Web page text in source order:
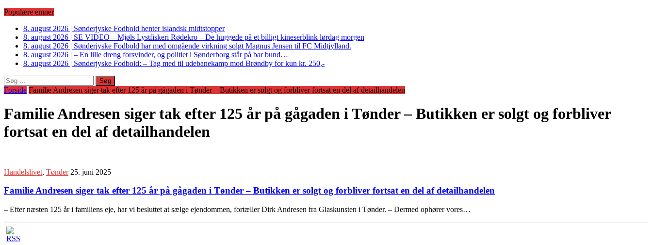
Populære emner
8. august 2026 | Sønderjyske Fodbold henter islandsk midtstopper
8. august 2026 | SE VIDEO – Mjøls Lystfiskeri Rødekro – De huggede på et billigt kineserblink lørdag morgen
8. august 2026 | Sønderjyske Fodbold har med omgående virkning solgt Magnus Jensen til FC Midtjylland.
8. august 2026 | – En lille dreng forsvinder, og politiet i Sønderborg står på bar bund…
8. august 2026 | Sønderjyske Fodbold: – Tag med til udebanekamp mod Brøndby for kun kr. 250,-
Søg
efter:
Forside Familie Andresen siger tak efter 125 år på gågaden i Tønder – Butikken er solgt og forbliver fortsat en del af detailhandelen
Familie Andresen siger tak efter 125 år på gågaden i Tønder – Butikken er solgt og forbliver
fortsat en del af detailhandelen
Handelslivet, Tønder 25. juni 2025
Familie Andresen siger tak efter 125 år på gågaden i Tønder – Butikken er solgt og forbliver fortsat en del af detailhandelen
– Efter næsten 125 år i familiens eje, har vi besluttet at sælge ejendommen, fortæller Dirk Andresen fra Glaskunsten i Tønder. – Dermed ophører vores…